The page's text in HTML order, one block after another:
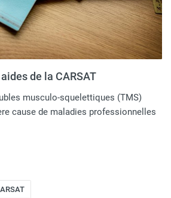
de la CARSAT
musculo-squelettiques (TMS)
cause de maladies professionnelles